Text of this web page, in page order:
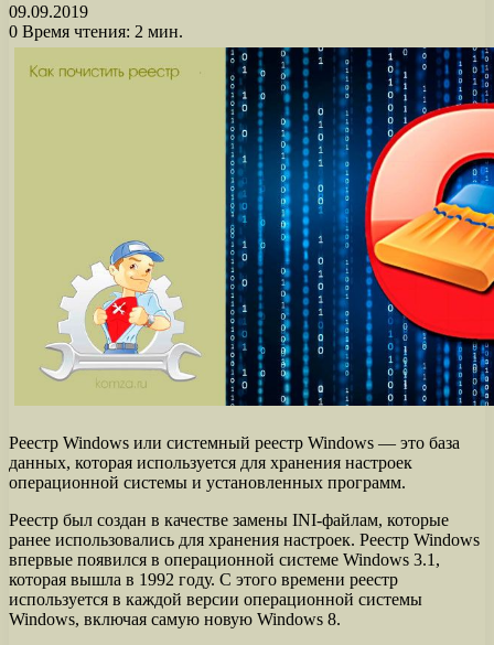
09.09.2019
0 Время чтения: 2 мин.
Реестр Windows или системный реестр Windows — это база
данных, которая используется для хранения настроек
операционной системы и установленных программ.
Реестр был создан в качестве замены INI-файлам, которые
ранее использовались для хранения настроек. Реестр Windows
впервые появился в операционной системе Windows 3.1,
которая вышла в 1992 году. С этого времени реестр
используется в каждой версии операционной системы
Windows, включая самую новую Windows 8.